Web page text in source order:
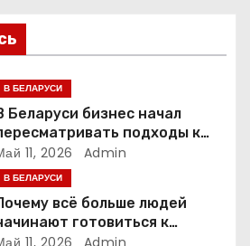
В БЕЛАРУСИ
Беларуси бизнес начал
подходы к
и digital-рекламе
11, 2026 Admin
В БЕЛАРУСИ
всё больше людей
готовиться к
заранее
11, 2026 Admin